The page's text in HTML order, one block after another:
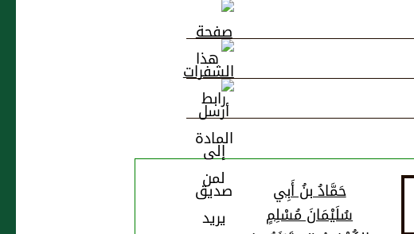
حَمَّادُ بنُ أَبِي
سُلَيْمَانَ مُسْلِمٍ